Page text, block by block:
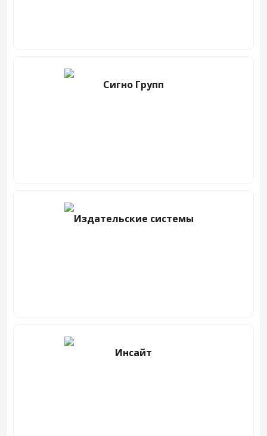
Сигно Групп
Издательские системы
Инсайт